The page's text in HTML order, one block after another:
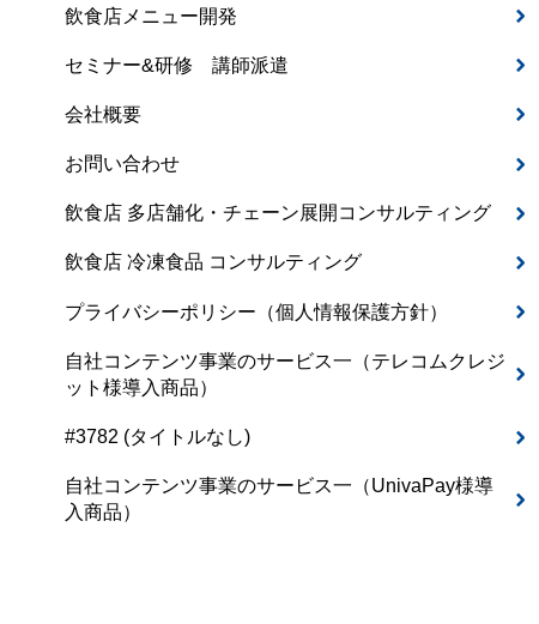
飲食店メニュー開発
セミナー&研修 講師派遣
会社概要
お問い合わせ
飲食店 多店舗化・チェーン展開コンサルティング
飲食店 冷凍食品 コンサルティング
プライバシーポリシー（個人情報保護方針）
自社コンテンツ事業のサービス一（テレコムクレジ
ット様導入商品）
#3782 (タイトルなし)
自社コンテンツ事業のサービス一（UnivaPay様導
入商品）